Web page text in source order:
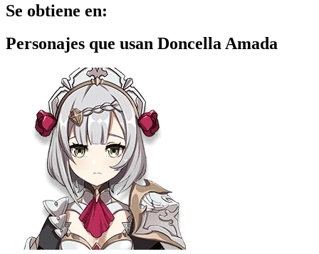
Se obtiene en:
Personajes que usan Doncella Amada